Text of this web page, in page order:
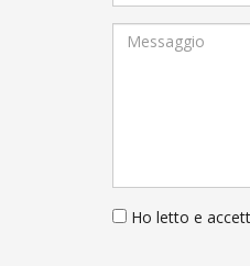
Ho letto e